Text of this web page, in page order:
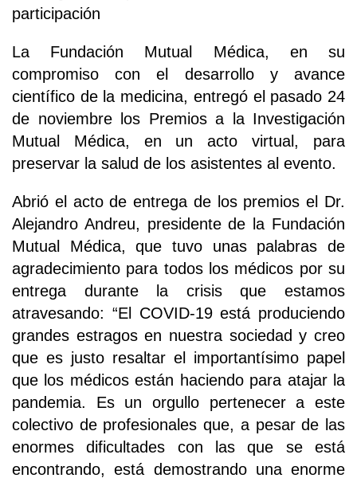
participación
La Fundación Mutual Médica, en su
compromiso con el desarrollo y avance
científico de la medicina, entregó el pasado 24
de noviembre los Premios a la Investigación
Mutual Médica, en un acto virtual, para
preservar la salud de los asistentes al evento.
Abrió el acto de entrega de los premios el Dr.
Alejandro Andreu, presidente de la Fundación
Mutual Médica, que tuvo unas palabras de
agradecimiento para todos los médicos por su
entrega durante la crisis que estamos
atravesando: “El COVID-19 está produciendo
grandes estragos en nuestra sociedad y creo
que es justo resaltar el importantísimo papel
que los médicos están haciendo para atajar la
pandemia. Es un orgullo pertenecer a este
colectivo de profesionales que, a pesar de las
enormes dificultades con las que se está
encontrando, está demostrando una enorme